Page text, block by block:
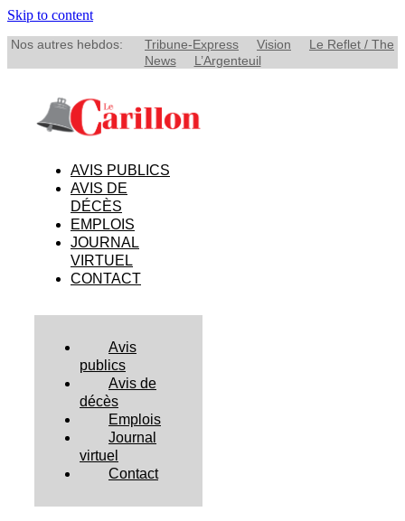
Skip to content
Nos autres hebdos: Tribune-Express Vision
Le Reflet / The
News
L’Argenteuil
AVIS PUBLICS
AVIS DE
DÉCÈS
EMPLOIS
JOURNAL
VIRTUEL
CONTACT
Avis
publics
Avis de
décès
Emplois
Journal
virtuel
Contact